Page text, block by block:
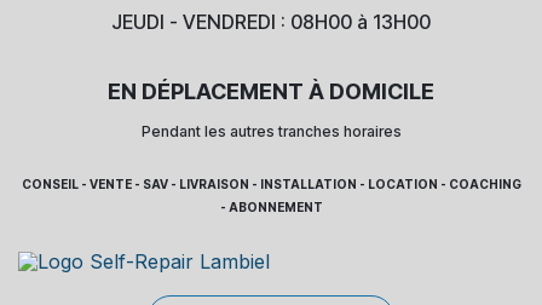
JEUDI - VENDREDI : 08H00 à 13H00
EN DÉPLACEMENT À DOMICILE
Pendant les autres tranches horaires
CONSEIL - VENTE - SAV - LIVRAISON - INSTALLATION - LOCATION - COACHING
- ABONNEMENT